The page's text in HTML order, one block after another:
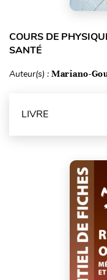
COURS DE
SANTÉ
Auteur(s) : Mariano-
LIVRE